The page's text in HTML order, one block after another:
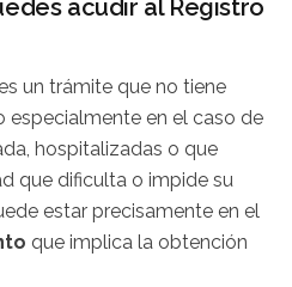
acudir al Registro
un trámite que no tiene
en el caso de
hospitalizadas o que
que dificulta o impide su
estar precisamente en el
que implica la obtención